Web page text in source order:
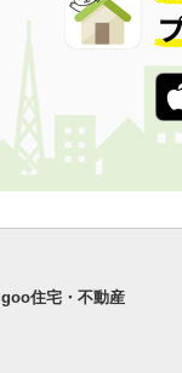
goo住宅・不動産